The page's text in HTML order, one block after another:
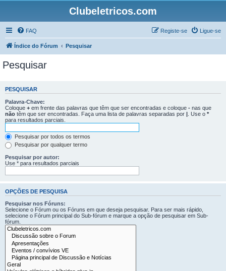
Clubeletricos.com
FAQ Ligue-se
Registe-se
Índice do Fórum Pesquisar
Pesquisar
PESQUISAR
Palavra-Chave:
Coloque + em frente das palavras que têm que ser encontradas e coloque - nas que
não têm que ser encontradas. Faça uma lista de palavras separadas por | . Use o *
para resultados parciais.
Pesquisar por todos os termos
Pesquisar por qualquer termo
Pesquisar por autor:
Use * para resultados parciais
OPÇÕES DE PESQUISA
Pesquisar nos Fóruns:
Selecione o Fórum ou os Fóruns em que deseja pesquisar. Para ser mais rápido,
selecione o Fórum principal do Sub-fórum e marque a opção de pesquisar em Sub-
fórum.